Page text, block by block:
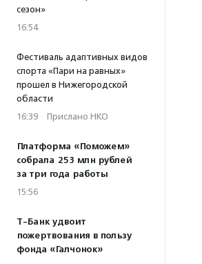
сезон»
16:54
Фестиваль адаптивных видов
спорта «Пари на равных»
прошел в Нижегородской
области
16:39 · Прислано НКО
Платформа «Поможем»
собрала 253 млн рублей
за три года работы
15:56
Т-Банк удвоит
пожертвования в пользу
фонда «Галчонок»